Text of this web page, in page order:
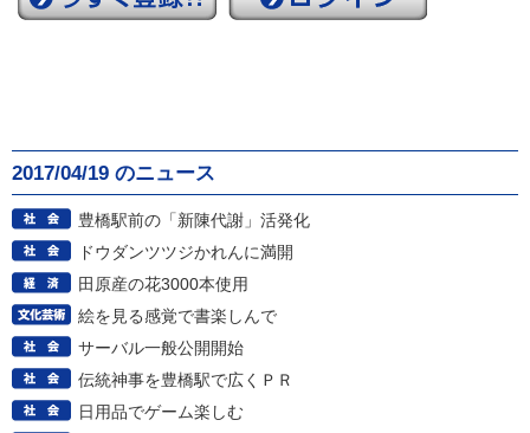
2017/04/19 のニュース
豊橋駅前の「新陳代謝」活発化
ドウダンツツジかれんに満開
田原産の花3000本使用
絵を見る感覚で書楽しんで
サーバル一般公開開始
伝統神事を豊橋駅で広くＰＲ
日用品でゲーム楽しむ